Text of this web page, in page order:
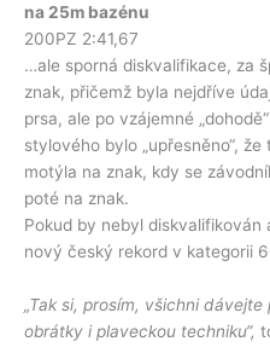
na 25m bazénu
200PZ 2:41,67
…ale sporná diskvalifikace, za
znak, přičemž byla nejdříve
prsa, ale po vzájemné
stylového bylo „upřesněno“,
motýla na znak, kdy se
poté na znak.
Pokud by nebyl
nový český rekord v kategorii
„Tak si, prosím, všichni
obrátky i plaveckou techniku“,